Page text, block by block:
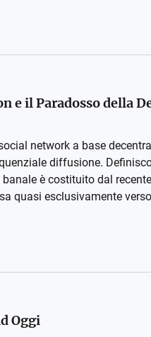
e il Paradosso della
network a base
diffusione.
è costituito dal
quasi esclusivamente
Oggi